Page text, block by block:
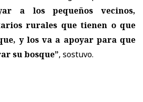
a los pequeños vecinos,
rurales que tienen o que
y los va a apoyar para que
su bosque”, sostuvo.